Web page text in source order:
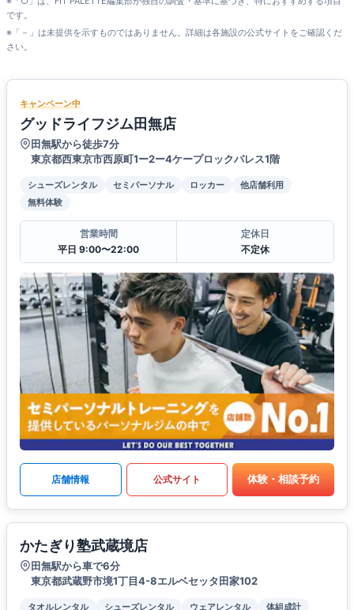
です。
※「－」は未提供を示すものではありません。詳細は各施設の公式サイトをご確認くだ
さい。
キャンペーン中
グッドライフジム田無店
田無駅から徒歩7分
東京都西東京市西原町1ー2ー4ケープロックパレス1階
シューズレンタル セミパーソナル ロッカー
他店舗利用
無料体験
営業時間
平日 9:00〜22:00
定休日
不定休
店舗情報 公式サイト 体験・相談予約
かたぎり塾武蔵境店
田無駅から車で6分
東京都武蔵野市境1丁目4-8エルベセッタ田家102
タオルレンタル シューズレンタル ウェアレンタル 体組成計